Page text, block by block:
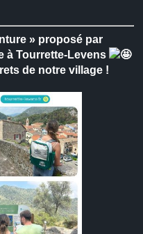
» proposé par
à Tourrette-Levens
de notre village !